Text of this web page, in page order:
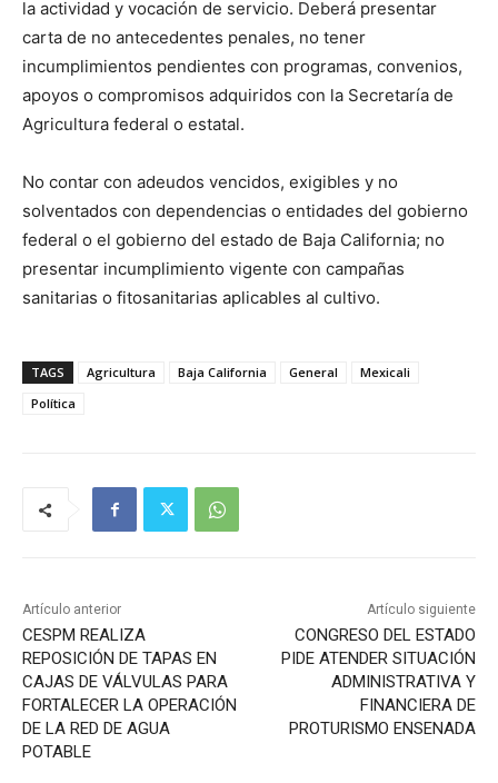
la actividad y vocación de servicio. Deberá presentar
carta de no antecedentes penales, no tener
incumplimientos pendientes con programas, convenios,
apoyos o compromisos adquiridos con la Secretaría de
Agricultura federal o estatal.
No contar con adeudos vencidos, exigibles y no
solventados con dependencias o entidades del gobierno
federal o el gobierno del estado de Baja California; no
presentar incumplimiento vigente con campañas
sanitarias o fitosanitarias aplicables al cultivo.
TAGS Agricultura Baja California General
Mexicali
Política
Artículo anterior
CESPM REALIZA
REPOSICIÓN DE TAPAS EN
CAJAS DE VÁLVULAS PARA
FORTALECER LA OPERACIÓN
DE LA RED DE AGUA
POTABLE
Artículo siguiente
CONGRESO DEL ESTADO
PIDE ATENDER SITUACIÓN
ADMINISTRATIVA Y
FINANCIERA DE
PROTURISMO ENSENADA